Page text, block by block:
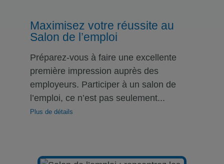
Maximisez votre réussite au
Salon de l’emploi
Préparez-vous à faire une excellente
première impression auprès des
employeurs. Participer à un salon de
l’emploi, ce n’est pas seulement...
Plus de détails